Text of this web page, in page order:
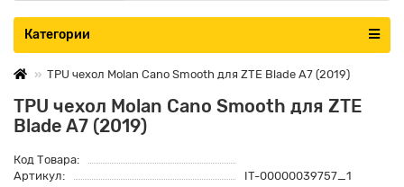
Категории
TPU чехол Molan Cano Smooth для ZTE Blade A7 (2019)
TPU чехол Molan Cano Smooth для ZTE
Blade A7 (2019)
Код Товара:
Артикул:
IT-00000039757_1